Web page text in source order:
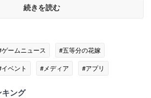
続きを読む
ゲームニュース
#五等分の花嫁
ベント #メディア
#アプリ
ング